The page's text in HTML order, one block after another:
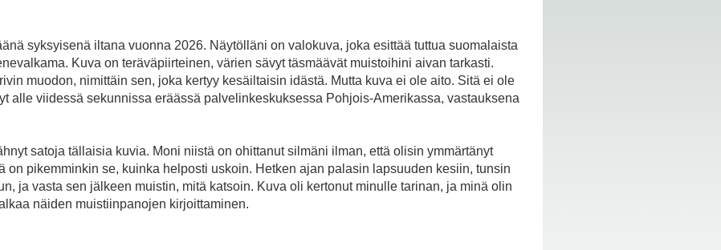
syksyisenä iltana vuonna 2026. Näytölläni on valokuva, joka esittää tuttua suomalaista
Kuva on teräväpiirteinen, värien sävyt täsmäävät muistoihini aivan tarkasti.
muodon, nimittäin sen, joka kertyy kesäiltaisin idästä. Mutta kuva ei ole aito. Sitä ei ole
alle viidessä sekunnissa eräässä palvelinkeskuksessa Pohjois-Amerikassa, vastauksena
satoja tällaisia kuvia. Moni niistä on ohittanut silmäni ilman, että olisin ymmärtänyt
on pikemminkin se, kuinka helposti uskoin. Hetken ajan palasin lapsuuden kesiin, tunsin
ja vasta sen jälkeen muistin, mitä katsoin. Kuva oli kertonut minulle tarinan, ja minä olin
näiden muistiinpanojen kirjoittaminen.